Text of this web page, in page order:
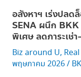
อสังหาฯ เร่งปลด
SENA ผนึก
พิเศษ ลดภาระเช่
Biz around U,
พฤษภาคม 2026/
SENA
ผนึก
BKK
Housing
Platform